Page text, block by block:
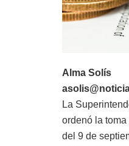
Alma Solís
La
ordenó la
del 9 de